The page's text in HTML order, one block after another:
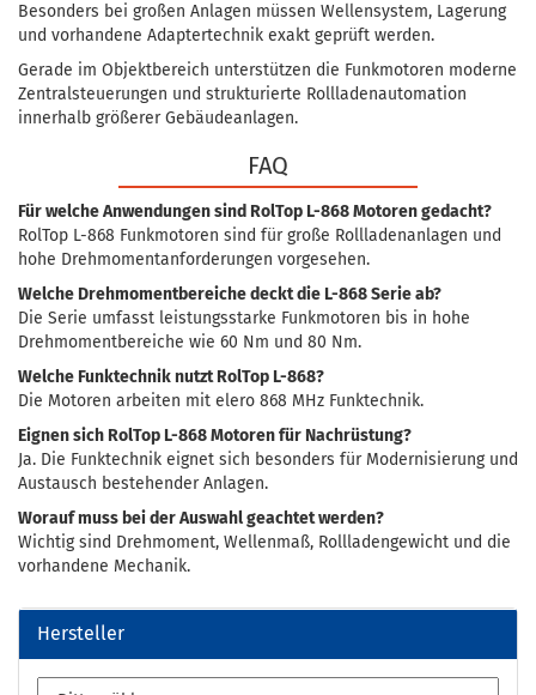
Besonders bei großen Anlagen müssen Wellensystem, Lagerung
und vorhandene Adaptertechnik exakt geprüft werden.
Gerade im Objektbereich unterstützen die Funkmotoren moderne
Zentralsteuerungen und strukturierte Rollladenautomation
innerhalb größerer Gebäudeanlagen.
FAQ
Für welche Anwendungen sind RolTop L-868 Motoren gedacht?
RolTop L-868 Funkmotoren sind für große Rollladenanlagen und
hohe Drehmomentanforderungen vorgesehen.
Welche Drehmomentbereiche deckt die L-868 Serie ab?
Die Serie umfasst leistungsstarke Funkmotoren bis in hohe
Drehmomentbereiche wie 60 Nm und 80 Nm.
Welche Funktechnik nutzt RolTop L-868?
Die Motoren arbeiten mit elero 868 MHz Funktechnik.
Eignen sich RolTop L-868 Motoren für Nachrüstung?
Ja. Die Funktechnik eignet sich besonders für Modernisierung und
Austausch bestehender Anlagen.
Worauf muss bei der Auswahl geachtet werden?
Wichtig sind Drehmoment, Wellenmaß, Rollladengewicht und die
vorhandene Mechanik.
Hersteller